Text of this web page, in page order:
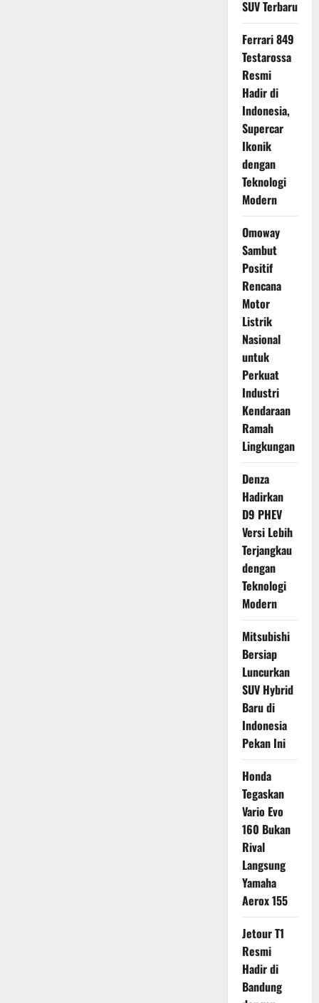
SUV Terbaru
Ferrari 849
Testarossa
Resmi
Hadir di
Indonesia,
Supercar
Ikonik
dengan
Teknologi
Modern
Omoway
Sambut
Positif
Rencana
Motor
Listrik
Nasional
untuk
Perkuat
Industri
Kendaraan
Ramah
Lingkungan
Denza
Hadirkan
D9 PHEV
Versi Lebih
Terjangkau
dengan
Teknologi
Modern
Mitsubishi
Bersiap
Luncurkan
SUV Hybrid
Baru di
Indonesia
Pekan Ini
Honda
Tegaskan
Vario Evo
160 Bukan
Rival
Langsung
Yamaha
Aerox 155
Jetour T1
Resmi
Hadir di
Bandung